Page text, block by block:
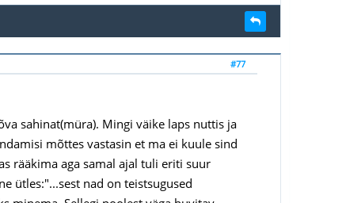
#77
sahinat(müra). Mingi väike laps nuttis ja
mõttes vastasin et ma ei kuule sind
rääkima aga samal ajal tuli eriti suur
ütles:"...sest nad on teistsugused